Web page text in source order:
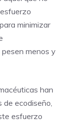
minimizar
menos y
han
de ecodiseño,
esfuerzo